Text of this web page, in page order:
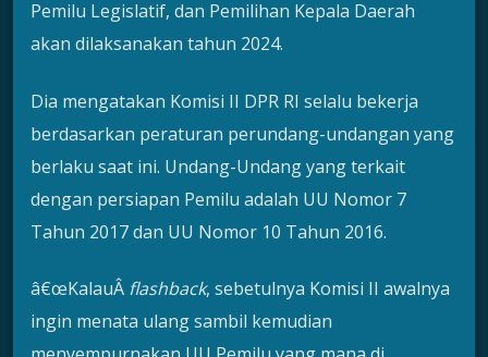
Pemilu Legislatif, dan Pemilihan Kepala Daerah
akan dilaksanakan tahun 2024.
Dia mengatakan Komisi II DPR RI selalu bekerja
berdasarkan peraturan perundang-undangan yang
berlaku saat ini. Undang-Undang yang terkait
dengan persiapan Pemilu adalah UU Nomor 7
Tahun 2017 dan UU Nomor 10 Tahun 2016.
â€œKalauÂ flashback, sebetulnya Komisi II awalnya
ingin menata ulang sambil kemudian